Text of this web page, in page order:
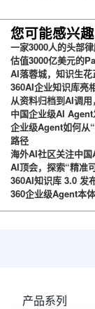
台
您可能感兴
一家3000人的头部
估值3000亿美元的
AI落蓉城，知识生
360AI企业知识库亮
从资料归档到AI调
中国企业级AI
企业级Agent如何从
路径
海外AI社区关注中
AI顶会，探索“精准
360AI知识库 3.0 发
360企业级Agent本
产品系列